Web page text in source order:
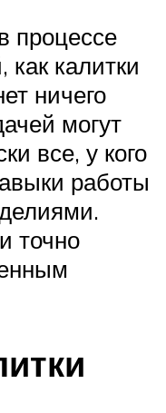
процессе
как калитки
ничего
могут
все, у кого
работы
точно